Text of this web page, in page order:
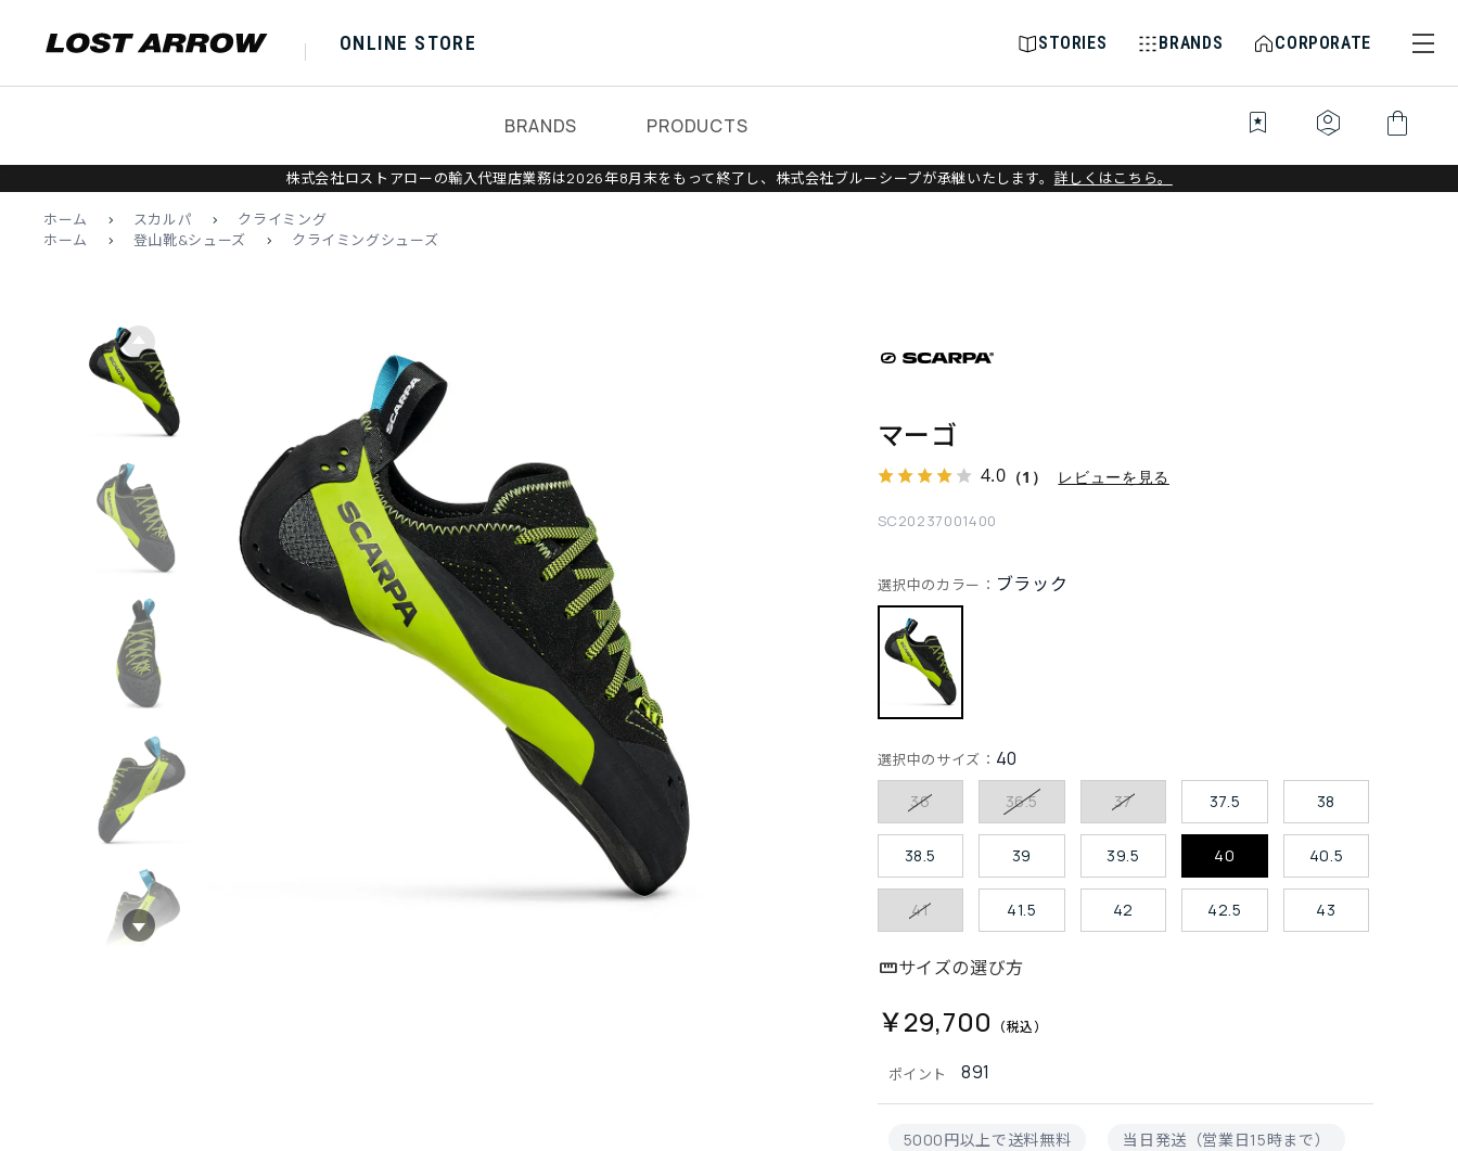
ONLINE STORE STORIES BRANDS CORPORATE
BRANDS PRODUCTS bookmark_star identity_platform shopping_bag
株式会社ロストアローの輸入代理店業務は2026年8月末をもって終了し、株式会社ブルーシープが承継いたします。 詳しくはこちら。
ホーム > スカルパ >
クライミング
ホーム
> 登山靴&シューズ > クライミングシューズ
マーゴ
4.0 （1） レビューを見る
SC20237001400
ポイント 891
選択中のカラー： ブラック
選択中のサイズ： 40
36 36.5 37 37.5 38
38.5 39 39.5 40 40.5
41 41.5 42 42.5 43
サイズの選び方
5000円以上で送料無料 当日発送（営業日15時まで）
￥29,700